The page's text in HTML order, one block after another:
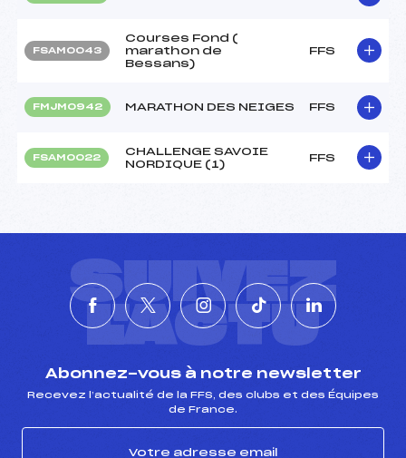
FSAM0043
Courses Fond (
marathon de
Bessans)
FFS
FMJM0942 MARATHON DES NEIGES FFS
FSAM0022
CHALLENGE SAVOIE
NORDIQUE (1)
FFS
SUIVEZ
L'ACTU
Abonnez-vous à notre newsletter
Recevez l’actualité de la FFS, des clubs et des Équipes
de France.